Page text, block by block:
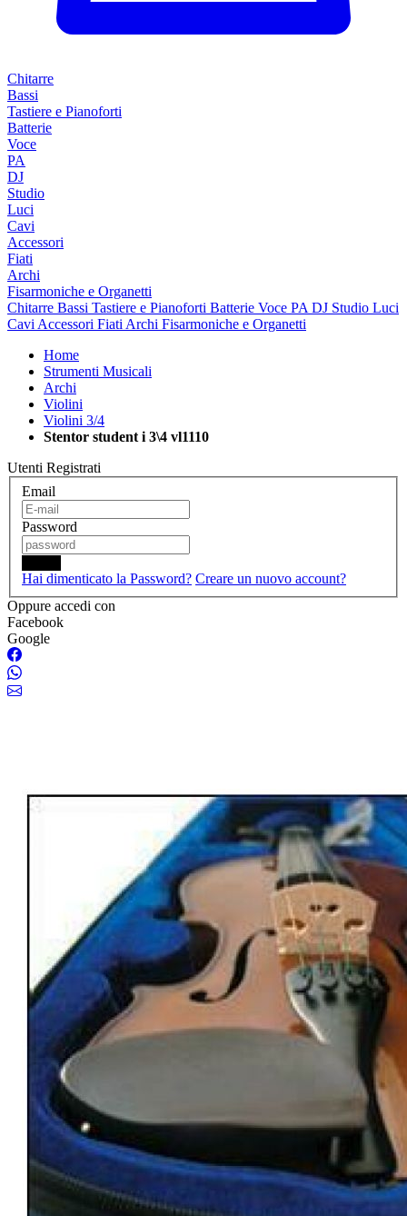
Chitarre
Bassi
Tastiere e Pianoforti
Batterie
Voce
PA
DJ
Studio
Luci
Cavi
Accessori
Fiati
Archi
Fisarmoniche e Organetti
Chitarre Bassi Tastiere e Pianoforti Batterie Voce PA DJ Studio Luci
Cavi Accessori Fiati Archi Fisarmoniche e Organetti
Home
Strumenti Musicali
Archi
Violini
Violini 3/4
Stentor student i 3\4 vl1110
Utenti Registrati
Email
Password
Hai dimenticato la Password? Creare un nuovo account?
Oppure accedi con
Facebook
Google